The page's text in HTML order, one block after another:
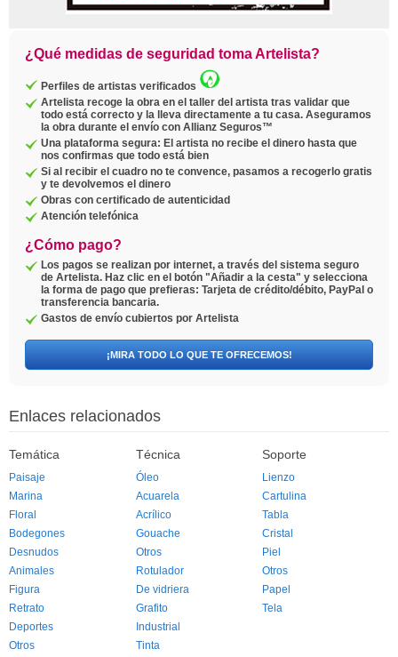
¿Qué medidas de seguridad toma Artelista?
Perfiles de artistas verificados
Artelista recoge la obra en el taller del artista tras validar que
todo está correcto y la lleva directamente a tu casa. Aseguramos
la obra durante el envío con Allianz Seguros™
Una plataforma segura: El artista no recibe el dinero hasta que
nos confirmas que todo está bien
Si al recibir el cuadro no te convence, pasamos a recogerlo gratis
y te devolvemos el dinero
Obras con certificado de autenticidad
Atención telefónica
¿Cómo pago?
Los pagos se realizan por internet, a través del sistema seguro
de Artelista. Haz clic en el botón "Añadir a la cesta" y selecciona
la forma de pago que prefieras: Tarjeta de crédito/débito, PayPal o
transferencia bancaria.
Gastos de envío cubiertos por Artelista
¡MIRA TODO LO QUE TE OFRECEMOS!
Enlaces relacionados
Temática
Paisaje
Marina
Floral
Bodegones
Desnudos
Animales
Figura
Retrato
Deportes
Otros
Técnica
Óleo
Acuarela
Acrílico
Gouache
Otros
Rotulador
De vidriera
Grafito
Industrial
Tinta
Soporte
Lienzo
Cartulina
Tabla
Cristal
Piel
Otros
Papel
Tela